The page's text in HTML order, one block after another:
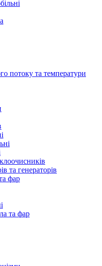
потоку та температури
та генераторів
фар
та фар